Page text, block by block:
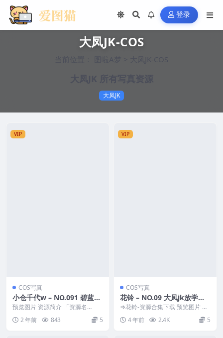
登录
大凤JK-COS
大凤JK
VIP
COS写真
小仓千代w – NO.091 碧蓝航
线 大凤JK[45P-173MB]
预览图片 资源简介 「资源名
称」：小仓千代w – NO.091 碧蓝
航线 大凤J...
2 年前 843 5
VIP
COS写真
花铃 – NO.09 大凤jk放学后
风纪委员 [71P-872MB]
⇒花铃-资源合集下载 预览图片 资
源简介 「资源名称」：花铃 – NO.
09 大...
4 年前 2.4K 5